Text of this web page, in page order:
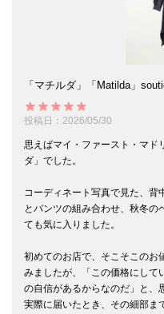
「マチルダ」「Matilda」
投稿日 2026/05/30
思えばマイ・ファースト・マド
ダ」でした。
コーディネート写真で見た、背
とパンツの組み合わせ、秋冬の
ても気に入りました。
初めてのお店で、そこそこのお
みましたが、「この価格にして
の自信があるからなのだ」と、
実際に届いたとき、その細部ま